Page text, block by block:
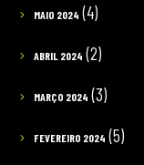
MAIO 2024 (4)
ABRIL 2024 (2)
MARÇO 2024 (3)
FEVEREIRO 2024 (5)